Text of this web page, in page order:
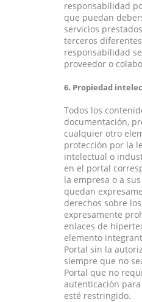
responsabilidad
que puedan
servicios
terceros
responsabilidad
proveedor o
6. Propiedad
Todos los
documentación,
cualquier otro
protección por la
intelectual o
en el portal
la empresa o a
quedan
derechos sobre
expresamente
enlaces de
elemento
Portal sin la
siempre que no
Portal que no
autenticación
esté restringido.